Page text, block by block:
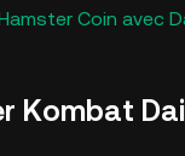
Coin avec
Kombat